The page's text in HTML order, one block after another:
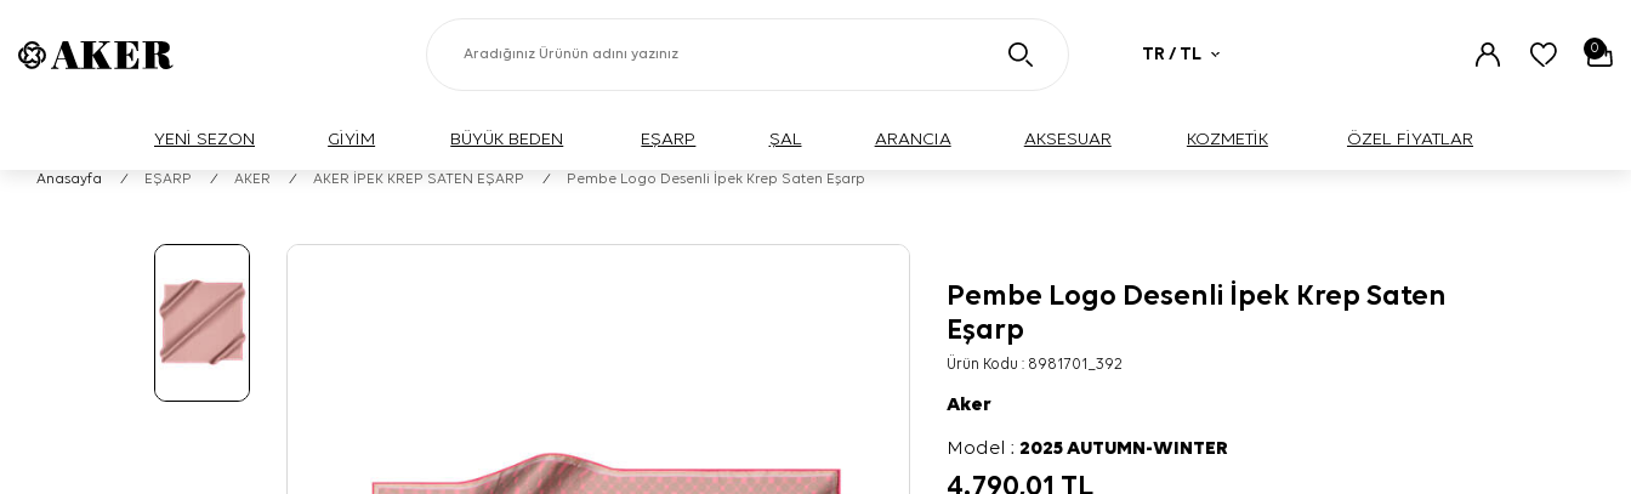
TR / TL 0
YENİ SEZON GİYİM BÜYÜK BEDEN EŞARP ŞAL ARANCIA AKSESUAR KOZMETİK ÖZEL FİYATLAR
Anasayfa / EŞARP / AKER / AKER İPEK KREP SATEN EŞARP / Pembe Logo Desenli İpek Krep Saten Eşarp
Pembe Logo Desenli İpek Krep Saten
Eşarp
Ürün Kodu : 8981701_392
Aker
Model :2025 AUTUMN-WINTER
4.790,01 TL